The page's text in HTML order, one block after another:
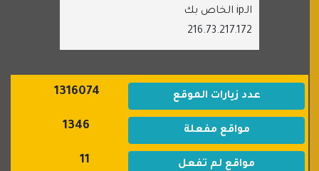
الـip الخاص بك
216.73.217.172
عدد زيارات الموقع 1316074
مواقع مفعلة 1346
مواقع لم تفعل 11